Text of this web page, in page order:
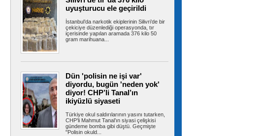
kalan ürününün israf olmaması...
Heybeliada Deniz Harp
Okulu’ndaki yangına müdahale sürüyor
Heybeliada Deniz Harp Okulu’nun çatısında
restorasyon çalışmaları esnasında...
Akın: Komşularımız için
Bayrampaşa’nın her köşesine dokunuyoruz
Bayrampaşa Belediye Başkan Vekili İbrahim
Akın, yenileme çalışmalarının tüm...
uyuşturucu ele geçirildi
İstanbul’da narkotik ekiplerinin Silivri’de bir
çekiciye düzenlediği operasyonda, tır
içerisinde yapılan aramada 376 kilo 50
gram marihuana...
Dün 'polisin ne işi var'
diyordu, bugün 'neden yok'
diyor! CHP’li Tanal’ın
ikiyüzlü siyaseti
Türkiye okul saldırılarının yasını tutarken,
CHP’li Mahmut Tanal’ın siyasi çelişkisi
gündeme bomba gibi düştü. Geçmişte
"Polisin okuld...